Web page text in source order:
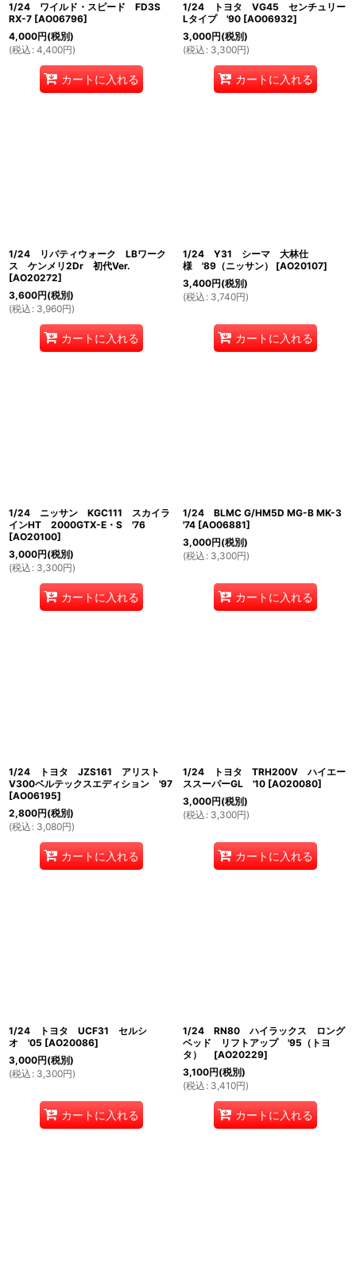
1/24 ワイルド・スピード FD3S
RX-7 [AO06796]
4,000円(税別)
(税込 : 4,400円)
カートに入れる
1/24 トヨタ VG45 センチュリー
Lタイプ '90 [AO06932]
3,000円(税別)
(税込 : 3,300円)
カートに入れる
1/24 リバティウォーク LBワーク
ス ケンメリ2Dr 初代Ver.
[AO20272]
3,600円(税別)
(税込 : 3,960円)
カートに入れる
1/24 Y31 シーマ 大林仕
様 '89（ニッサン）
[AO20107]
3,400円(税別)
(税込 : 3,740円)
カートに入れる
1/24 ニッサン KGC111 スカイラ
インHT 2000GTX-E・S '76
[AO20100]
3,000円(税別)
(税込 : 3,300円)
カートに入れる
1/24 BLMC G/HM5D MG-B MK-3
'74 [AO06881]
3,000円(税別)
(税込 : 3,300円)
カートに入れる
1/24 トヨタ JZS161 アリスト
V300ベルテックスエディション '97
[AO06195]
2,800円(税別)
(税込 : 3,080円)
カートに入れる
1/24 トヨタ TRH200V ハイエー
ススーパーGL '10 [AO20080]
3,000円(税別)
(税込 : 3,300円)
カートに入れる
1/24 トヨタ UCF31 セルシ
オ '05 [AO20086]
3,000円(税別)
(税込 : 3,300円)
カートに入れる
1/24 RN80 ハイラックス ロング
ベッド リフトアップ '95（トヨ
タ）
[AO20229]
3,100円(税別)
(税込 : 3,410円)
カートに入れる